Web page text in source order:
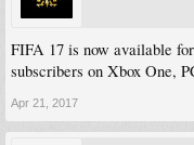
FIFA 17 is now available
subscribers on Xbox One,
Apr 21, 2017